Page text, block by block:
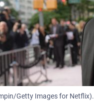
Getty Images for Netflix).